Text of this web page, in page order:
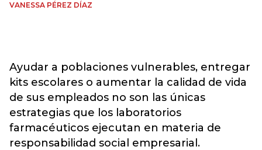
VANESSA PÉREZ DÍAZ
Ayudar a poblaciones vulnerables, entregar
kits escolares o aumentar la calidad de vida
de sus empleados no son las únicas
estrategias que los laboratorios
farmacéuticos ejecutan en materia de
responsabilidad social empresarial.